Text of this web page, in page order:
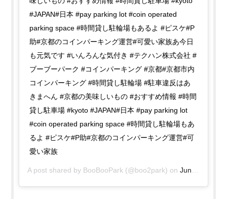
#JAPAN#日本 #pay parking lot #coin operated
parking space #時間貸し駐輪場もあるよ #ピスケ#P
助#京都のコインパーキング運営#可愛い家族あ今日
も元気です #いんろんな気付き #テクハン株式会社 #
ブーブーパーク #コインパーキング #京都#京都市内
コインパーキング #時間貸し駐輪場 #駐車違反はあ
きまへん #京都の美味しいもの #おすすめ情報 #時間
貸し駐車場 #kyoto #JAPAN#日本 #pay parking lot
#coin operated parking space #時間貸し駐輪場もあ
るよ #ピスケ#P助#京都のコインパーキング運営#可
愛い家族
A post shared by BooBooPark (@boo2park) onJun 17, 2020 at 1:33am PDT